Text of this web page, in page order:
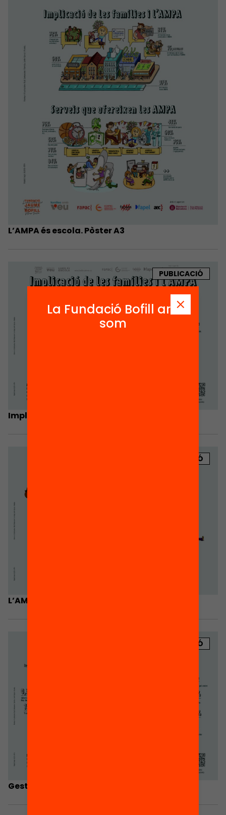
L’AMPA és escola. Pòster A3
PUBLICACIÓ
Implicació de les famílies i l’AMPA
PUBLICACIÓ
L’AMPA és escola
PUBLICACIÓ
Gestió econòmica de l’AMPA
La Fundació Bofill ara
som